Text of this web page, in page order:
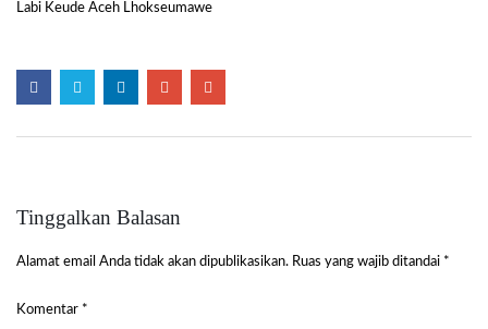
Labi Keude Aceh Lhokseumawe
Tinggalkan Balasan
Alamat email Anda tidak akan dipublikasikan. Ruas yang wajib ditandai *
Komentar *